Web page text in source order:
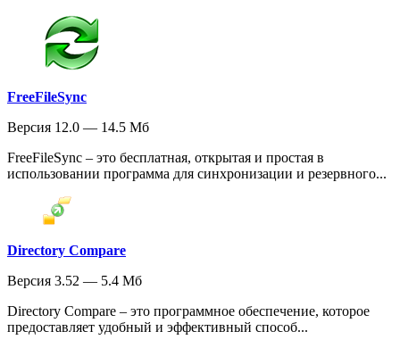
FreeFileSync
Версия 12.0 — 14.5 Мб
FreeFileSync – это бесплатная, открытая и простая в
использовании программа для синхронизации и резервного...
Directory Compare
Версия 3.52 — 5.4 Мб
Directory Compare – это программное обеспечение, которое
предоставляет удобный и эффективный способ...